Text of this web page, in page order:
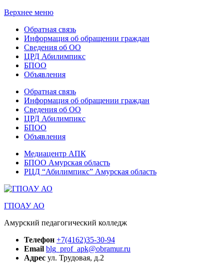
Верхнее меню
Обратная связь
Информация об обращении граждан
Сведения об ОО
ЦРД Абилимпикс
БПОО
Объявления
Обратная связь
Информация об обращении граждан
Сведения об ОО
ЦРД Абилимпикс
БПОО
Объявления
Медиацентр АПК
БПОО Амурская область
РЦД “Абилимпикс” Амурская область
ГПОАУ АО
Амурский педагогический колледж
Телефон +7(4162)35-30-94
Email blg_prof_apk@obramur.ru
Адрес ул. Трудовая, д.2